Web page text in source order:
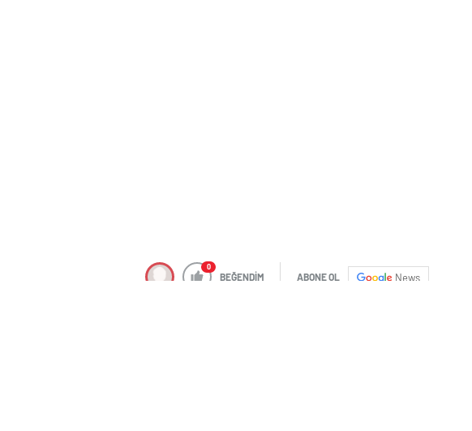
0
BEĞENDİM ABONE OL News